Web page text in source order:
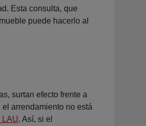
Esta consulta, que
puede hacerlo al
surtan efecto frente a
arrendamiento no está
LAU. Así, si el